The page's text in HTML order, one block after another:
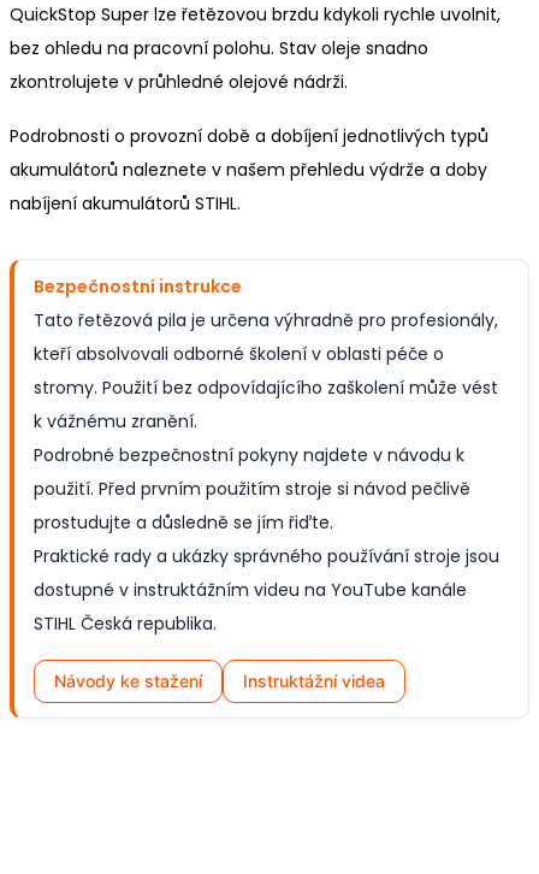
QuickStop Super lze řetězovou brzdu kdykoli rychle uvolnit,
bez ohledu na pracovní polohu. Stav oleje snadno
zkontrolujete v průhledné olejové nádrži.
Podrobnosti o provozní době a dobíjení jednotlivých typů
akumulátorů naleznete v našem přehledu výdrže a doby
nabíjení akumulátorů STIHL.
Bezpečnostní instrukce
Tato řetězová pila je určena výhradně pro profesionály,
kteří absolvovali odborné školení v oblasti péče o
stromy. Použití bez odpovídajícího zaškolení může vést
k vážnému zranění.
Podrobné bezpečnostní pokyny najdete v návodu k
použití. Před prvním použitím stroje si návod pečlivě
prostudujte a důsledně se jím řiďte.
Praktické rady a ukázky správného používání stroje jsou
dostupné v instruktážním videu na YouTube kanále
STIHL Česká republika.
Návody ke stažení Instruktážní videa